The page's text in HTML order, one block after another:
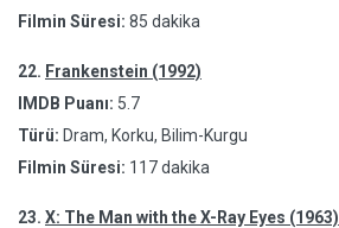
Filmin Süresi: 85 dakika
22. Frankenstein (1992)
IMDB Puanı: 5.7
Türü: Dram, Korku, Bilim-Kurgu
Filmin Süresi: 117 dakika
23. X: The Man with the X-Ray Eyes (1963)